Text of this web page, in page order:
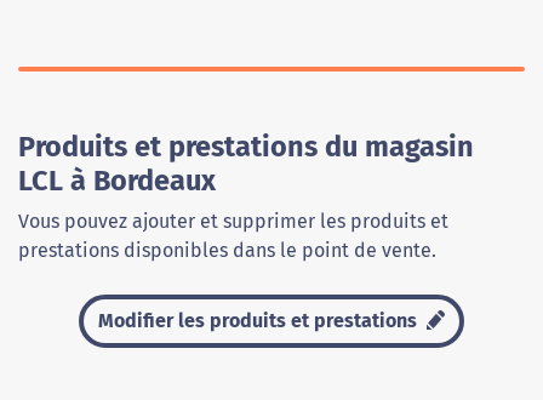
Produits et prestations du magasin
LCL à Bordeaux
Vous pouvez ajouter et supprimer les produits et
prestations disponibles dans le point de vente.
Modifier les produits et prestations